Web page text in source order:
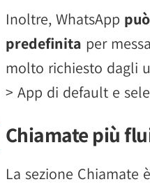
Inoltre, WhatsApp
predefinita per
molto richiesto dagli
> App di default e
Chiamate più
La sezione Chiamate